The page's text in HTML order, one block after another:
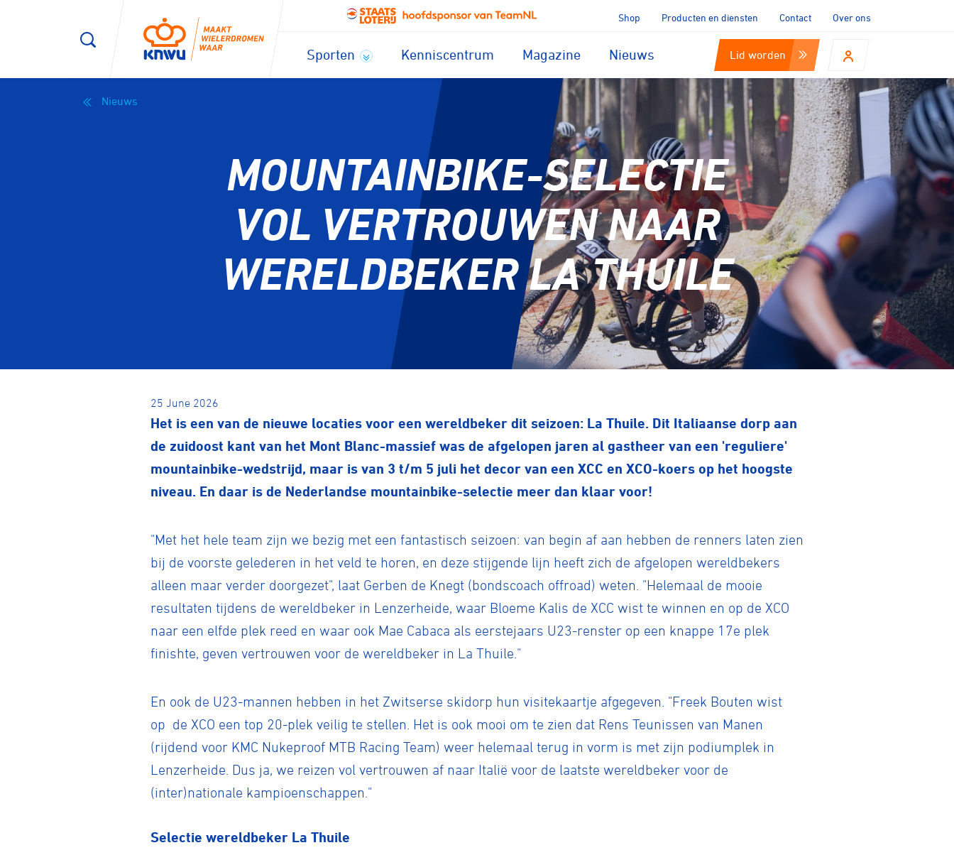
Shop Producten en diensten Contact Over ons
Sporten Kenniscentrum Magazine Nieuws Lid worden
Nieuws
MOUNTAINBIKE-SELECTIE
VOL VERTROUWEN NAAR
WERELDBEKER LA THUILE
25 June 2026
Het is een van de nieuwe locaties voor een wereldbeker dit seizoen: La Thuile. Dit Italiaanse dorp aan
de zuidoost kant van het Mont Blanc-massief was de afgelopen jaren al gastheer van een 'reguliere'
mountainbike-wedstrijd, maar is van 3 t/m 5 juli het decor van een XCC en XCO-koers op het hoogste
niveau. En daar is de Nederlandse mountainbike-selectie meer dan klaar voor!
"Met het hele team zijn we bezig met een fantastisch seizoen: van begin af aan hebben de renners laten zien
bij de voorste gelederen in het veld te horen, en deze stijgende lijn heeft zich de afgelopen wereldbekers
alleen maar verder doorgezet", laat Gerben de Knegt (bondscoach offroad) weten. "Helemaal de mooie
resultaten tijdens de wereldbeker in Lenzerheide, waar Bloeme Kalis de XCC wist te winnen en op de XCO
naar een elfde plek reed en waar ook Mae Cabaca als eerstejaars U23-renster op een knappe 17e plek
finishte, geven vertrouwen voor de wereldbeker in La Thuile."
En ook de U23-mannen hebben in het Zwitserse skidorp hun visitekaartje afgegeven. "Freek Bouten wist
op de XCO een top 20-plek veilig te stellen. Het is ook mooi om te zien dat Rens Teunissen van Manen
(rijdend voor KMC Nukeproof MTB Racing Team) weer helemaal terug in vorm is met zijn podiumplek in
Lenzerheide. Dus ja, we reizen vol vertrouwen af naar Italië voor de laatste wereldbeker voor de
(inter)nationale kampioenschappen."
Selectie wereldbeker La Thuile